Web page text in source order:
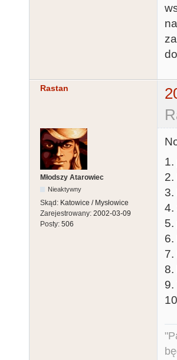
Rastan
Młodszy Atarowiec
Nieaktywny
Skąd: Katowice / Mysłowice
Zarejestrowany: 2002-03-09
Posty: 506
1.
2.
3.
4.
5.
6.
7.
8.
9.